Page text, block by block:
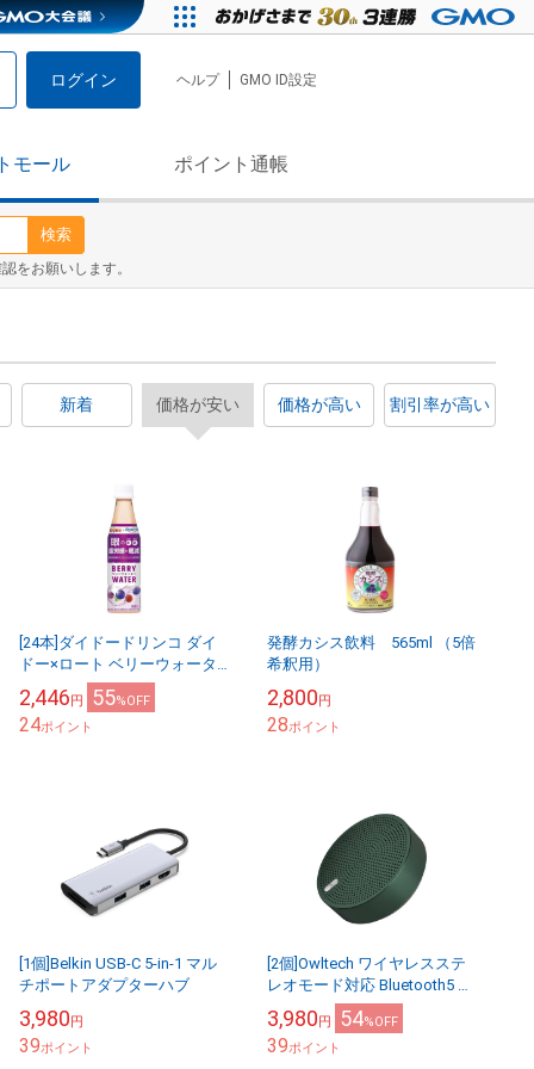
ログイン ヘルプ GMO ID設定
モール ポイント通帳
検索
をお願いします。
新着 価格が安い 価格が高い 割引率が高い
[24本]ダイドードリンコ ダイ
ドー×ロート ベリーウォータ
ー 350ml 賞味期限
2026.08.04【賞味期限間近】
2,446円 55%OFF
24ポイント
発酵カシス飲料 565ml （5倍
希釈用）
2,800円
28ポイント
[1個]Belkin USB-C 5-in-1 マル
チポートアダプターハブ
3,980円
39ポイント
[2個]Owltech ワイヤレスステ
レオモード対応 Bluetooth5 ア
ルミニウム モバイル スピーカ
ー OWL-BTSP0...
3,980円 54%OFF
39ポイント